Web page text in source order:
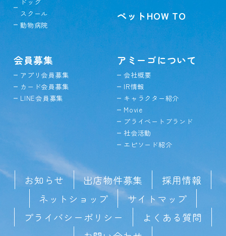
スクール
動物病院
ペットHOW TO
会員募集
アプリ会員募集
カード会員募集
LINE会員募集
アミーゴについて
会社概要
IR情報
キャラクター紹介
Movie
プライベートブランド
社会活動
エピソード紹介
お知らせ 出店物件募集
採用情報
ネットショップ
サイトマップ
プライバシーポリシー
よくある質問